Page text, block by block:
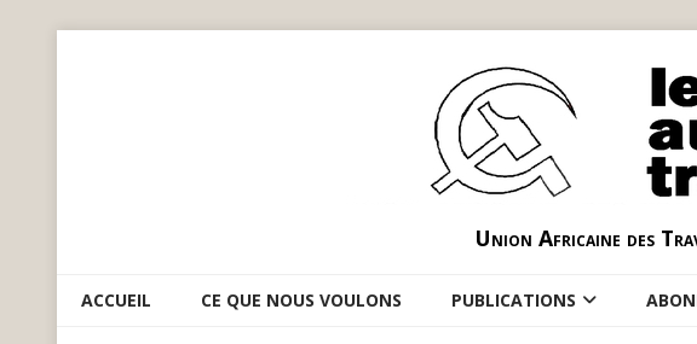
Union Africaine des
ACCUEIL CE QUE NOUS VOULONS PUBLICATIONS